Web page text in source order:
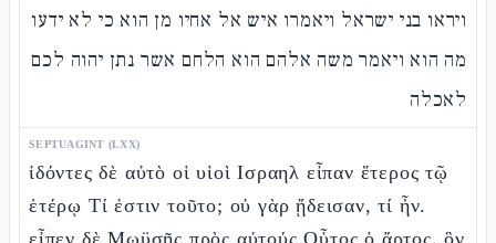
ויראו בני ישראל ויאמרו איש אל אחיו מן הוא כי לא ידעו
מה הוא ויאמר משה אלהם הוא הלחם אשר נתן יהוה לכם
לאכלה
SEPTUAGINT (LXX)
ἰδόντες δὲ αὐτὸ οἱ υἱοὶ Ισραηλ εἶπαν ἕτερος τῷ
ἑτέρῳ Τί ἐστιν τοῦτο; οὐ γὰρ ᾔδεισαν, τί ἦν.
εἶπεν δὲ Μωϋσῆς πρὸς αὐτούς Οὗτος ὁ ἄρτος, ὃν